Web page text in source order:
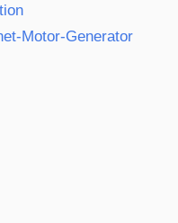
Motor-Generator